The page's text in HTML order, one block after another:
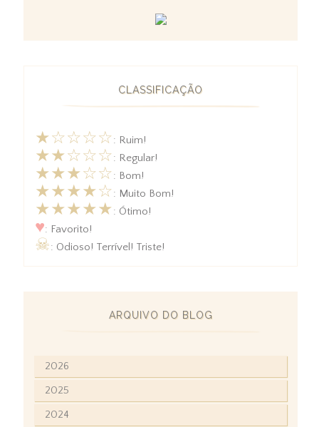
CLASSIFICAÇÃO
★☆☆☆☆: Ruim!
★★☆☆☆: Regular!
★★★☆☆: Bom!
★★★★☆: Muito Bom!
★★★★★: Ótimo!
♥: Favorito!
☠: Odioso! Terrível! Triste!
ARQUIVO DO BLOG
2026
2025
2024